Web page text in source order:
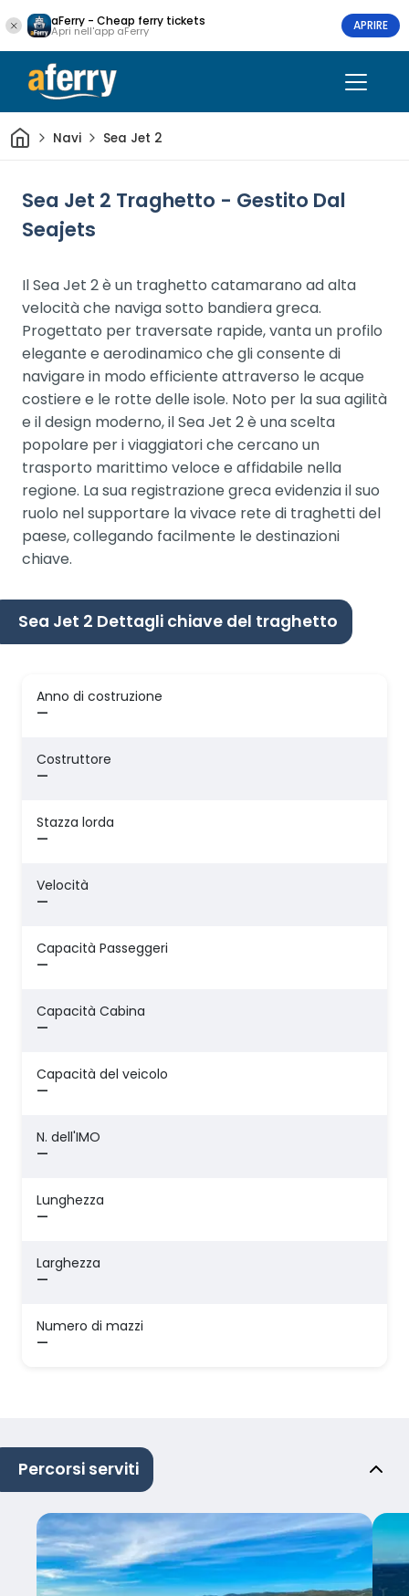
aFerry - Cheap ferry tickets
Apri nell'app aFerry APRIRE
CasaNavi Sea Jet 2
Sea Jet 2 Traghetto - Gestito Dal
Seajets
Il Sea Jet 2 è un traghetto catamarano ad alta
velocità che naviga sotto bandiera greca.
Progettato per traversate rapide, vanta un profilo
elegante e aerodinamico che gli consente di
navigare in modo efficiente attraverso le acque
costiere e le rotte delle isole. Noto per la sua agilità
e il design moderno, il Sea Jet 2 è una scelta
popolare per i viaggiatori che cercano un
trasporto marittimo veloce e affidabile nella
regione. La sua registrazione greca evidenzia il suo
ruolo nel supportare la vivace rete di traghetti del
paese, collegando facilmente le destinazioni
chiave.
Sea Jet 2 Dettagli chiave del traghetto
Anno di costruzione
—
Costruttore
—
Stazza lorda
—
Velocità
—
Capacità Passeggeri
—
Capacità Cabina
—
Capacità del veicolo
—
N. dell'IMO
—
Lunghezza
—
Larghezza
—
Numero di mazzi
—
Percorsi serviti